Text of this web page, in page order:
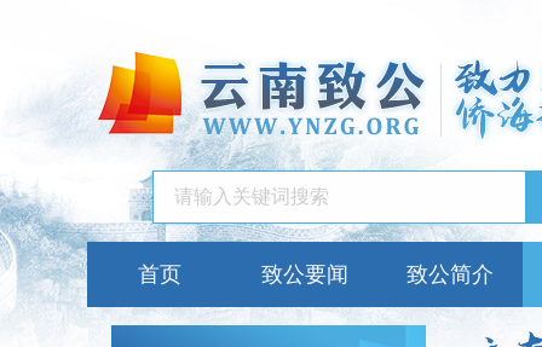
首页 致公要闻 致公简介